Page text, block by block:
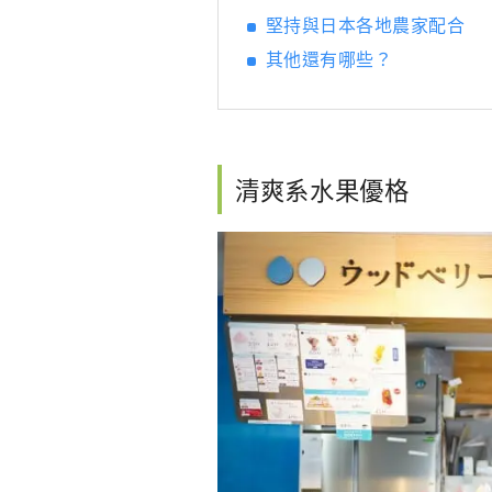
堅持與日本各地農家配合
其他還有哪些？
清爽系水果優格